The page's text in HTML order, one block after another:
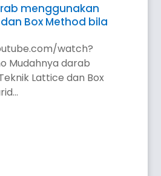
menggunakan
Box Method bila
watch?
Mudahnya darab
Lattice dan Box